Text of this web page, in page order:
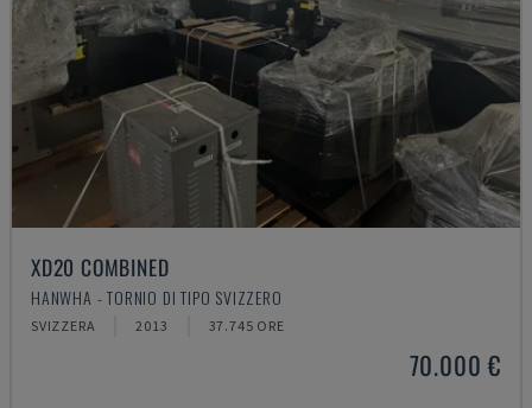
XD20 COMBINED
HANWHA - TORNIO DI TIPO SVIZZERO
SVIZZERA 2013 37.745 ORE
70.000 €